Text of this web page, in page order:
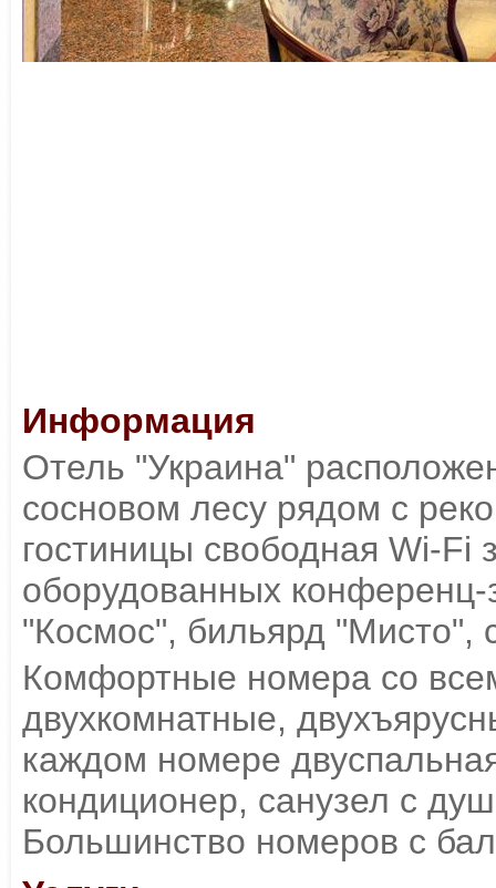
Информация
Отель "Украина"
сосновом лесу рядом с
гостиницы свободная Wi-Fi
оборудованных конференц-
"Космос", бильярд "Мисто",
Комфортные номера со
двухкомнатные,
каждом номере
кондиционер, санузел с
Большинство номеров с